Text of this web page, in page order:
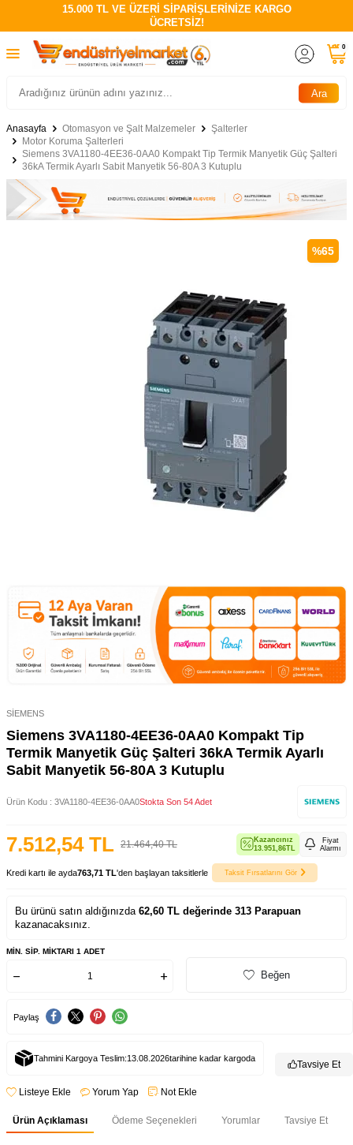
15.000 TL VE ÜZERİ SİPARİŞLERİNİZE KARGO
ÜCRETSİZ!
Ara
0
Anasayfa Otomasyon ve Şalt Malzemeler
Şalterler
Motor Koruma Şalterleri
Siemens 3VA1180-4EE36-0AA0 Kompakt Tip Termik Manyetik Güç Şalteri
36kA Termik Ayarlı Sabit Manyetik 56-80A 3 Kutuplu
%65
SİEMENS
Siemens 3VA1180-4EE36-0AA0 Kompakt Tip
Termik Manyetik Güç Şalteri 36kA Termik Ayarlı
Sabit Manyetik 56-80A 3 Kutuplu
Ürün Kodu : 3VA1180-4EE36-0AA0Stokta Son 54 Adet
21.464,40TL
7.512,54TL
Kazancınız
13.951,86TL
Fiyat
Alarmı
Kredi kartı ile ayda763,71 TL'den başlayan taksitlerle Taksit Fırsatlarını Gör
Bu ürünü satın aldığınızda 62,60 TL değerinde 313 Parapuan
kazanacaksınız.
MIN. SIP. MIKTARI 1 ADET
Beğen
Paylaş
Tahmini Kargoya Teslim:13.08.2026tarihine kadar kargoda
Tavsiye Et
Listeye Ekle Yorum Yap Not Ekle
Ürün Açıklaması Ödeme Seçenekleri Yorumlar Tavsiye Et